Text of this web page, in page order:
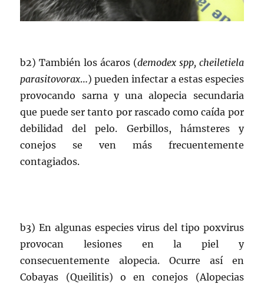
b2) También los ácaros (demodex spp, cheiletiela
parasitovorax…) pueden infectar a estas especies
provocando sarna y una alopecia secundaria
que puede ser tanto por rascado como caída por
debilidad del pelo. Gerbillos, hámsteres y
conejos se ven más frecuentemente
contagiados.
b3) En algunas especies virus del tipo poxvirus
provocan lesiones en la piel y
consecuentemente alopecia. Ocurre así en
Cobayas (Queilitis) o en conejos (Alopecias